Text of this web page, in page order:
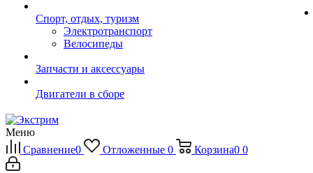
Спорт, отдых, туризм
Электротранспорт
Велосипеды
Запчасти и аксессуары
Двигатели в сборе
Меню
Сравнение0 Отложенные 0 Корзина0 0